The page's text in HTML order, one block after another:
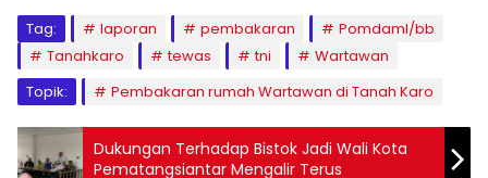
Tag: laporan pembakaran
PomdamI/bb
Tanahkaro
tewas tni
Wartawan
Topik:
Pembakaran rumah Wartawan di Tanah Karo
Dukungan Terhadap Bistok Jadi Wali Kota
Pematangsiantar Mengalir Terus